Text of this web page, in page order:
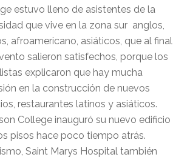
estuvo lleno de asistentes de la
que vive en la zona sur anglos,
afroamericano, asiáticos, que al final
salieron satisfechos, porque los
explicaron que hay mucha
en la construcción de nuevos
restaurantes latinos y asiáticos.
College inauguró su nuevo edificio
pisos hace poco tiempo atrás.
Saint Marys Hospital también